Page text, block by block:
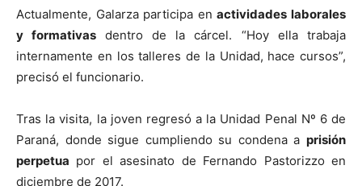
Actualmente, Galarza participa enactividades laborales
y formativas dentro de la cárcel. “Hoy ella trabaja
internamente en los talleres de la Unidad, hace cursos”,
precisó el funcionario.
Tras la visita, la joven regresó a la Unidad Penal Nº 6 de
Paraná, donde sigue cumpliendo su condena a prisión
perpetua por el asesinato de Fernando Pastorizzo en
diciembre de 2017.